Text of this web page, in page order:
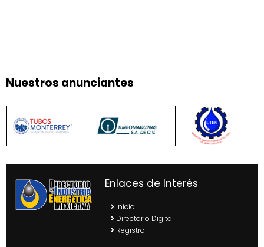
Nuestros anunciantes
Enlaces de Interés
Inicio
Directorio Digital
Registro